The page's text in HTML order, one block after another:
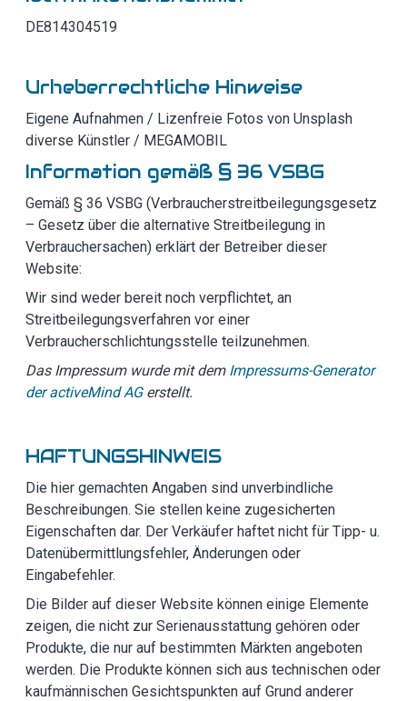
DE814304519
Urheberrechtliche Hinweise
Eigene Aufnahmen / Lizenfreie Fotos von Unsplash
diverse Künstler / MEGAMOBIL
Information gemäß § 36 VSBG
Gemäß § 36 VSBG (Verbraucherstreitbeilegungsgesetz
– Gesetz über die alternative Streitbeilegung in
Verbrauchersachen) erklärt der Betreiber dieser
Website:
Wir sind weder bereit noch verpflichtet, an
Streitbeilegungsverfahren vor einer
Verbraucherschlichtungsstelle teilzunehmen.
Das Impressum wurde mit dem Impressums-Generator
der activeMind AGerstellt.
HAFTUNGSHINWEIS
Die hier gemachten Angaben sind unverbindliche
Beschreibungen. Sie stellen keine zugesicherten
Eigenschaften dar. Der Verkäufer haftet nicht für Tipp- u.
Datenübermittlungsfehler, Änderungen oder
Eingabefehler.
Die Bilder auf dieser Website können einige Elemente
zeigen, die nicht zur Serienausstattung gehören oder
Produkte, die nur auf bestimmten Märkten angeboten
werden. Die Produkte können sich aus technischen oder
kaufmännischen Gesichtspunkten auf Grund anderer